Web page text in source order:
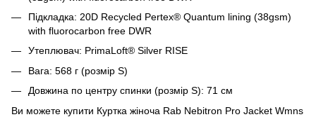
Підкладка: 20D Recycled Pertex® Quantum lining (38gsm)
with fluorocarbon free DWR
Утеплювач: PrimaLoft® Silver RISE
Вага: 568 г (розмір S)
Довжина по центру спинки (розмір S): 71 см
Ви можете купити Куртка жіноча Rab Nebitron Pro Jacket Wmns